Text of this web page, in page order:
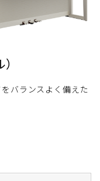
バランスよく備えた